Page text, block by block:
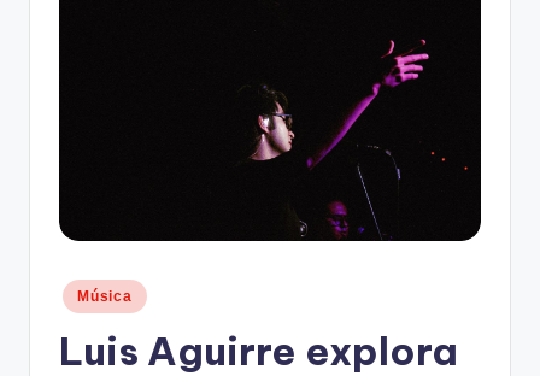
Publicado
en
Música
Luis Aguirre explora